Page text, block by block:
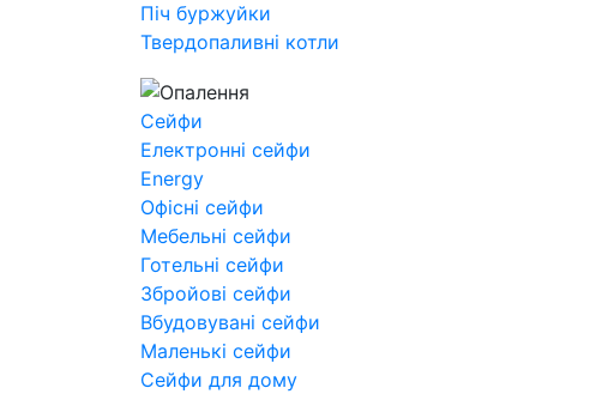
Піч буржуйки
Твердопаливні котли
Сейфи
Електронні сейфи
Energy
Офісні сейфи
Мебельні сейфи
Готельні сейфи
Збройові сейфи
Вбудовувані сейфи
Маленькі сейфи
Сейфи для дому